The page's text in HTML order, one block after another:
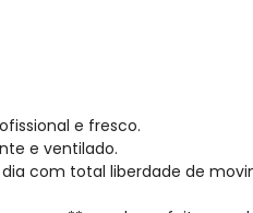
e fresco.
e ventilado.
com total liberdade de